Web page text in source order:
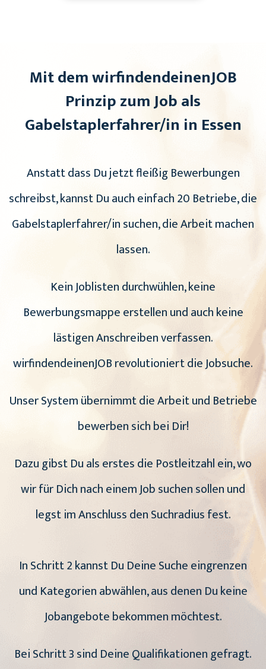
Mit dem wirfindendeinenJOB
Prinzip zum Job als
Gabelstaplerfahrer/in in Essen
Anstatt dass Du jetzt fleißig Bewerbungen
schreibst, kannst Du auch einfach 20 Betriebe, die
Gabelstaplerfahrer/in suchen, die Arbeit machen
lassen.
Kein Joblisten durchwühlen, keine
Bewerbungsmappe erstellen und auch keine
lästigen Anschreiben verfassen.
wirfindendeinenJOB revolutioniert die Jobsuche.
Unser System übernimmt die Arbeit und Betriebe
bewerben sich bei Dir!
Dazu gibst Du als erstes die Postleitzahl ein, wo
wir für Dich nach einem Job suchen sollen und
legst im Anschluss den Suchradius fest.
In Schritt 2 kannst Du Deine Suche eingrenzen
und Kategorien abwählen, aus denen Du keine
Jobangebote bekommen möchtest.
Bei Schritt 3 sind Deine Qualifikationen gefragt.